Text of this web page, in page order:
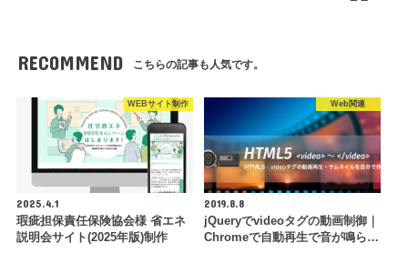
RECOMMEND こちらの記事も人気です。
WEBサイト制作
2025.4.1
瑕疵担保責任保険協会様 省エネ
説明会サイト(2025年版)制作
Web関連
2019.8.8
jQueryでvideoタグの動画制御｜
Chromeで自動再生で音が鳴ら…